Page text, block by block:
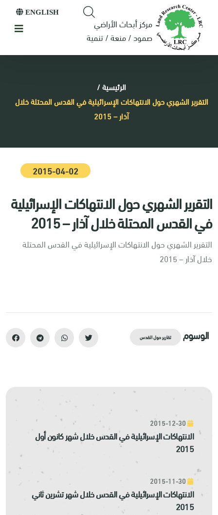
مركز أبحاث الأراضي
صمود / منعة / تنمية
ENGLISH
الرئيسية/
التقرير الشهري حول الانتهاكات الإسرائيلية في القدس المحتلة خلال
آذار – 2015
2015-04-02
التقرير الشهري حول الانتهاكات الإسرائيلية
في القدس المحتلة خلال آذار – 2015
التقرير الشهري حول الانتهاكات الإسرائيلية في القدس المحتلة
خلال آذار – 2015
الوسوم تقارير حول القدس
الانتهاكات الإسرائيلية في القدس خلال شهر كانون أول
2015
الانتهاكات الإسرائيلية في القدس خلال شهر تشرين ثاني
2015